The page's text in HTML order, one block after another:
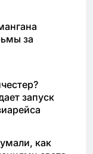
за
запуск
как